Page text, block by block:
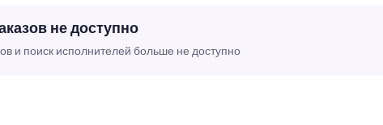
не доступно
и поиск исполнителей больше не доступно